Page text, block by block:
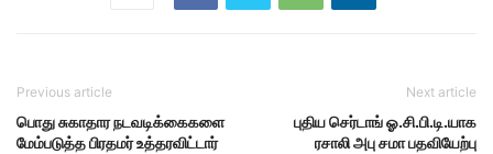
Previous article
பொது சுகாதார நடவடிக்கைகளை
மேம்படுத்த பிரதமர் உத்தரவிட்டார்
Next article
புதிய செர்டாங் ஓ.சி.பி.டி.யாக
ரசாலி அபு சமா பதவியேற்பு